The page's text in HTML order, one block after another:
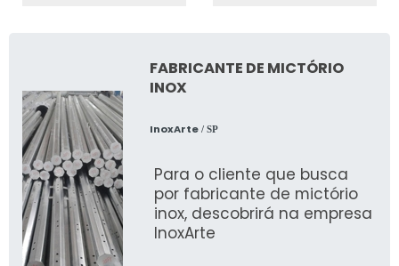
FABRICANTE DE MICTÓRIO
INOX
InoxArte/ SP
Para o cliente que busca
por fabricante de mictório
inox, descobrirá na empresa
InoxArte